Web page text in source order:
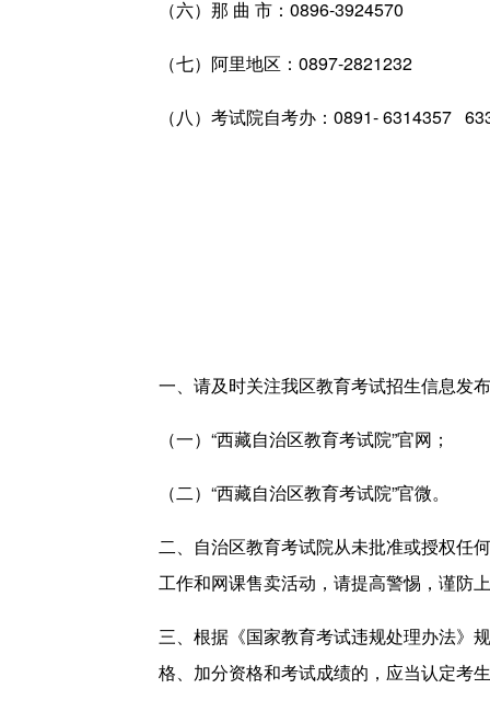
（六）那 曲 市：0896-3924570
（七）阿里地区：0897-2821232
（八）考试院自考办：0891- 6314357
一、请及时关注我区教育考试招生信息发
（一）“西藏自治区教育考试院”官网；
（二）“西藏自治区教育考试院”官微。
二、自治区教育考试院从未批准或授权任
工作和网课售卖活动，请提高警惕，谨防
三、根据《国家教育考试违规处理办法》
格、加分资格和考试成绩的，应当认定考